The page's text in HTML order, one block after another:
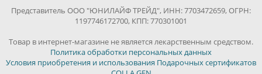
Представитель ООО "ЮНИЛАЙФ ТРЕЙД", ИНН: 7703472659, ОГРН:
1197746172700, КПП: 770301001
Товар в интернет-магазине не является лекарственным средством.
Политика обработки персональных данных
Условия приобретения и использования Подарочных сертификатов